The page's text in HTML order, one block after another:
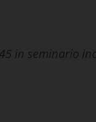
in seminario